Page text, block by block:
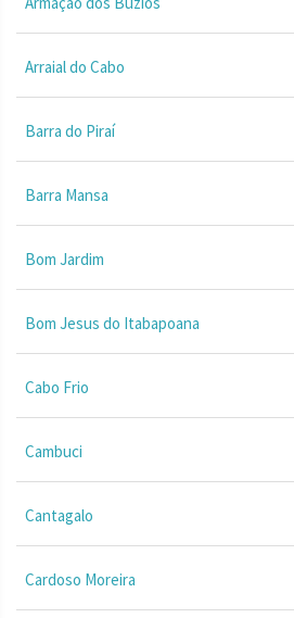
Arraial do Cabo
Barra do Piraí
Barra Mansa
Bom Jardim
Bom Jesus do Itabapoana
Cabo Frio
Cambuci
Cantagalo
Cardoso Moreira